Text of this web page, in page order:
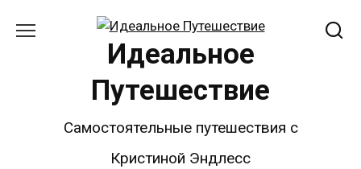
Идеальное
Путешествие
Самостоятельные путешествия с
Кристиной Эндлесс